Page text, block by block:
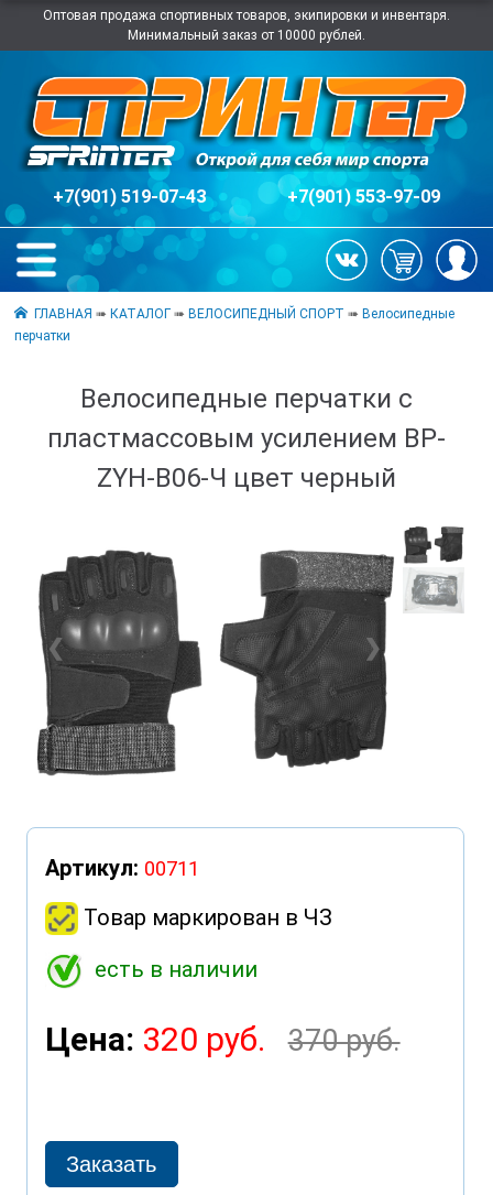
Оптовая продажа спортивных товаров, экипировки и инвентаря.
Минимальный заказ от 10000 рублей.
+7(901) 519-07-43 +7(901) 553-97-09
ГЛАВНАЯ ➠КАТАЛОГ ➠ВЕЛОСИПЕДНЫЙ СПОРТ ➠Велосипедные
перчатки
Велосипедные перчатки с
пластмассовым усилением BP-
ZYH-B06-Ч цвет черный
❮ ❯
Артикул: 00711
Товар маркирован в ЧЗ
есть в наличии
Цена: 320 руб. 370 руб.